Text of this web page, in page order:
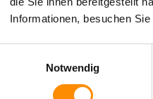
Informationen, besuchen Sie
NotwendigProjektstatus